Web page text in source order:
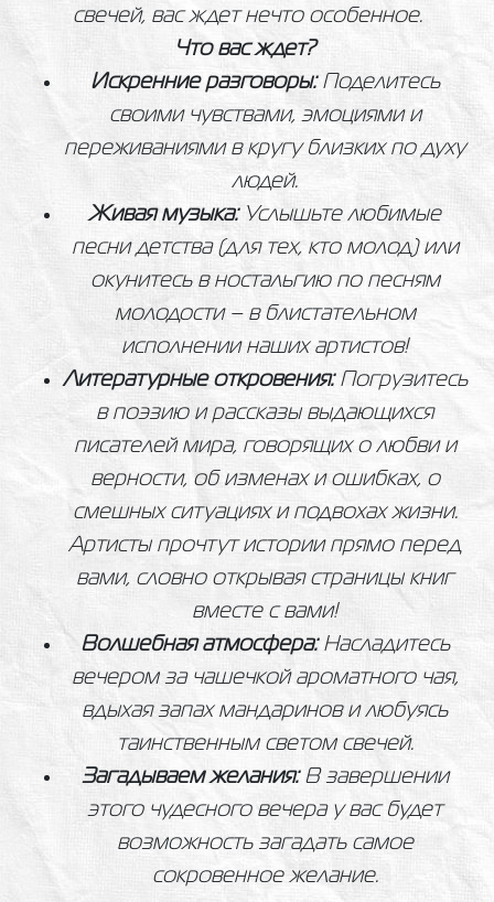
свечей, вас ждет нечто особенное.
Что вас ждет?
Искренние разговоры:Поделитесь
своими чувствами, эмоциями и
переживаниями в кругу близких по духу
людей.
Живая музыка:Услышьте любимые
песни детства (для тех, кто молод) или
окунитесь в ностальгию по песням
молодости – в блистательном
исполнении наших артистов!
Литературные откровения:Погрузитесь
в поэзию и рассказы выдающихся
писателей мира, говорящих о любви и
верности, об изменах и ошибках, о
смешных ситуациях и подвохах жизни.
Артисты прочтут истории прямо перед
вами, словно открывая страницы книг
вместе с вами!
Волшебная атмосфера:Насладитесь
вечером за чашечкой ароматного чая,
вдыхая запах мандаринов и любуясь
таинственным светом свечей.
Загадываем желания:В завершении
этого чудесного вечера у вас будет
возможность загадать самое
сокровенное желание.